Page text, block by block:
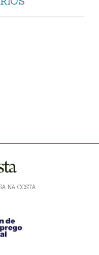
NA COSTA